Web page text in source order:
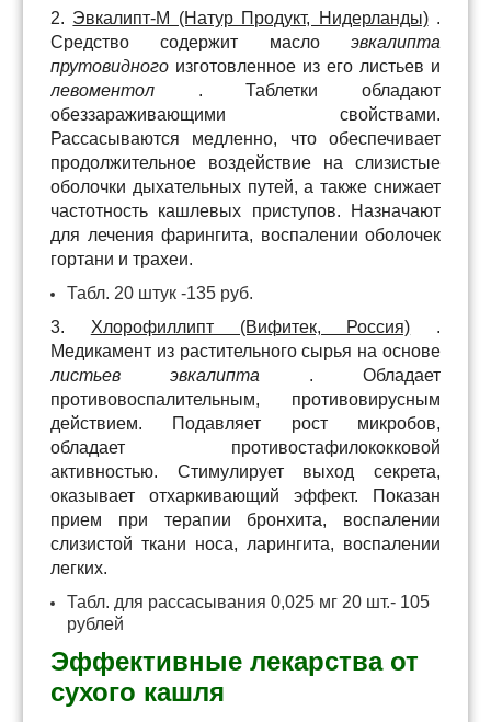
2. Эвкалипт-М (Натур Продукт, Нидерланды).
Средство содержит масло эвкалипта
прутовидного изготовленное из его листьев и
левоментол . Таблетки обладают
обеззараживающими свойствами.
Рассасываются медленно, что обеспечивает
продолжительное воздействие на слизистые
оболочки дыхательных путей, а также снижает
частотность кашлевых приступов. Назначают
для лечения фарингита, воспалении оболочек
гортани и трахеи.
Табл. 20 штук -135 руб.
3. Хлорофиллипт (Вифитек, Россия) .
Медикамент из растительного сырья на основе
листьев эвкалипта . Обладает
противовоспалительным, противовирусным
действием. Подавляет рост микробов,
обладает противостафилококковой
активностью. Стимулирует выход секрета,
оказывает отхаркивающий эффект. Показан
прием при терапии бронхита, воспалении
слизистой ткани носа, ларингита, воспалении
легких.
Табл. для рассасывания 0,025 мг 20 шт.- 105
рублей
Эффективные лекарства от
сухого кашля